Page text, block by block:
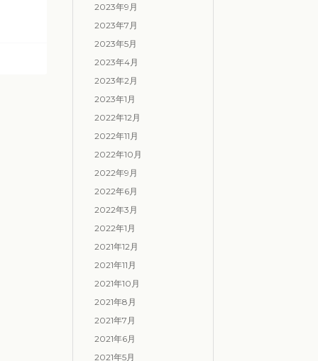
2023年9月
2023年7月
2023年5月
2023年4月
2023年2月
2023年1月
2022年12月
2022年11月
2022年10月
2022年9月
2022年6月
2022年3月
2022年1月
2021年12月
2021年11月
2021年10月
2021年8月
2021年7月
2021年6月
2021年5月